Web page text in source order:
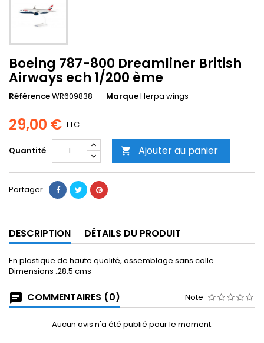
Boeing 787-800 Dreamliner British
Airways ech 1/200 ème
RéférenceWR609838 MarqueHerpa wings
29,00 € TTC
Quantité  Ajouter au panier
Partager
DESCRIPTION DÉTAILS DU PRODUIT
En plastique de haute qualité, assemblage sans colle
Dimensions :28.5 cms
COMMENTAIRES (0) Note
Aucun avis n'a été publié pour le moment.